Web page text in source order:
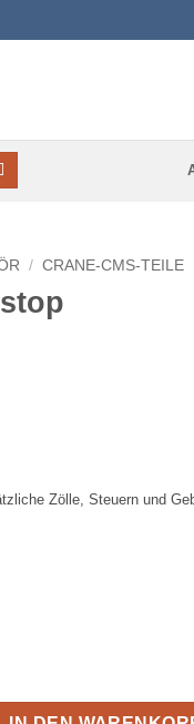
/ CRANE-CMS-TEILE
Zölle, Steuern und